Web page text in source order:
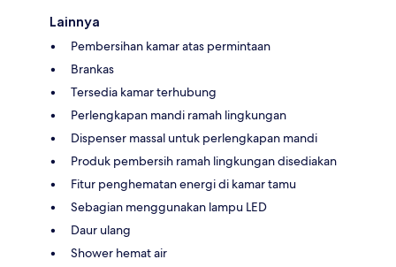
Lainnya
Pembersihan kamar atas permintaan
Brankas
Tersedia kamar terhubung
Perlengkapan mandi ramah lingkungan
Dispenser massal untuk perlengkapan mandi
Produk pembersih ramah lingkungan disediakan
Fitur penghematan energi di kamar tamu
Sebagian menggunakan lampu LED
Daur ulang
Shower hemat air